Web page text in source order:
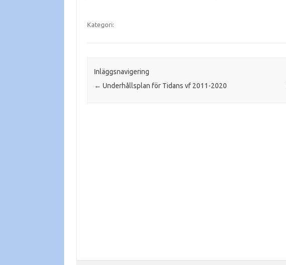
Kategori:
Inläggsnavigering
← Underhållsplan för Tidans vf 2011-2020